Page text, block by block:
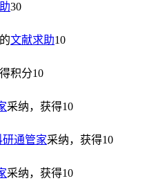
30
文献求助10
积分10
采纳，获得10
研通管家采纳，获得10
采纳，获得10